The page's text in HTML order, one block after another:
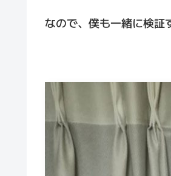
なので、僕も一緒に検証